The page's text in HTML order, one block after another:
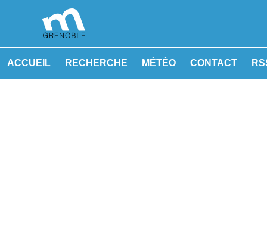
ACCUEIL RECHERCHE MÉTÉO CONTACT